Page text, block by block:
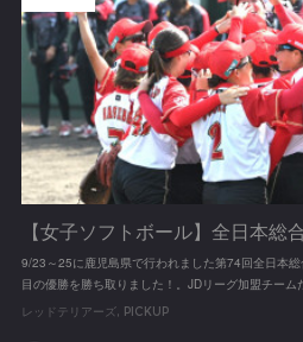
【女子ソフトボール】全日本総
9/23～25に鹿児島県で行われました第74回全日本
目の優勝を勝ち取りました！。JDリーグ加盟チー
レッドテリアーズ PICKUP